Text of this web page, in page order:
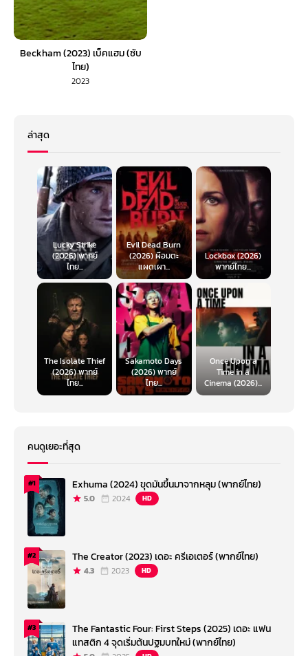
Beckham (2023) เบ็คแฮม (ซับ
ไทย)
2023
ล่าสุด
Lucky Strike
(2026) พากย์
ไทย...
Evil Dead Burn
(2026) ผีอมตะ
แผดเผา...
Lockbox (2026)
พากย์ไทย...
The Isolate Thief
(2026) พากย์
ไทย...
Sakamoto Days
(2026) พากย์
ไทย...
Once Upon a
Time in a
Cinema (2026)...
คนดูเยอะที่สุด
#1 Exhuma (2024) ขุดมันขึ้นมาจากหลุม (พากย์ไทย)
5.0 2024 HD
#2 The Creator (2023) เดอะ ครีเอเตอร์ (พากย์ไทย)
4.3 2023 HD
#3
The Fantastic Four: First Steps (2025) เดอะ แฟน
แทสติก 4 จุดเริ่มต้นปฐมบทใหม่ (พากย์ไทย)